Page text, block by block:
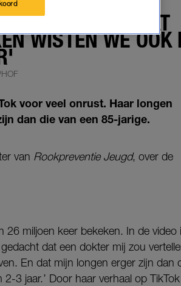
VAPEVIDEO: 'DAT
WISTEN WE OOK
voor veel onrust. Haar longen
dan die van een 85-jarige.
van Rookpreventie Jeugd, over de
26 miljoen keer bekeken. In de video
dat een dokter mij zou
En dat mijn longen erger zijn dan
3 jaar.’ Door haar verhaal op